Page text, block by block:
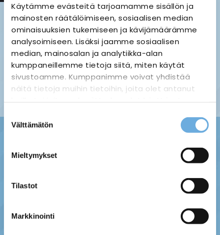
Käytämme evästeitä tarjoamamme sisällön ja
mainosten räätälöimiseen, sosiaalisen median
ominaisuuksien tukemiseen ja kävijämäärämme
analysoimiseen. Lisäksi jaamme sosiaalisen
median, mainosalan ja analytiikka-alan
kumppaneillemme tietoja siitä, miten käytät
sivustoamme. Kumppanimme voivat yhdistää
näitä tietoja muihin tietoihin, joita olet antanut
heille tai joita on kerätty, kun olet käyttänyt
Suostumuksen
valinta
Välttämätön
Mieltymykset
Tilastot
Markkinointi
Maksuvaihtoehdot ›
Toimitustavat ja -kulut ›
Tilausehdot ›
Palauttaminen ›
Tietosuojaseloste ›
Asiakaspalaute ›